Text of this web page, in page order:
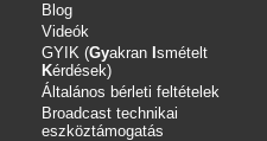
Blog
Videók
GYIK (Gyakran smételt
Kérdések)
Általános bérleti feltételek
Broadcast technikai
eszköztámogatás